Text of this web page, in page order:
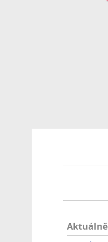
Aktuálně